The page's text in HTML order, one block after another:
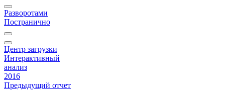
Разворотами
Постранично
Центр загрузки
Интерактивный
анализ
2016
Предыдущий отчет